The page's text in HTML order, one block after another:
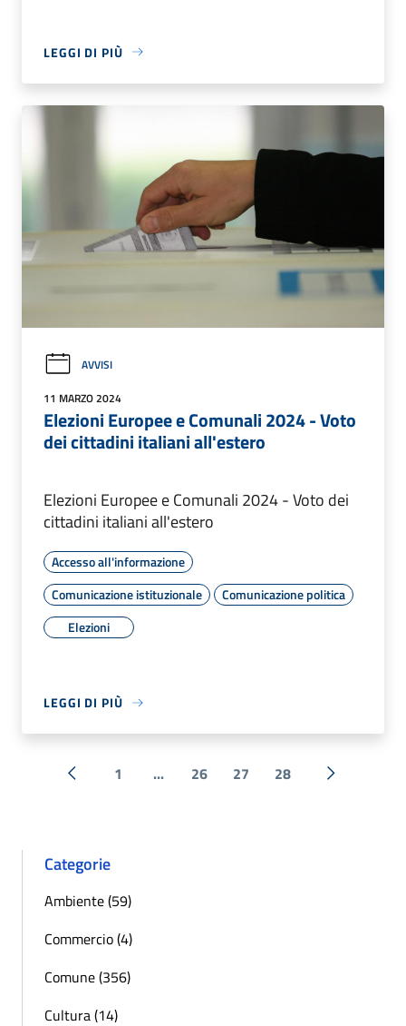
LEGGI DI PIÙ
AVVISI
11 MARZO 2024
Elezioni Europee e Comunali 2024 - Voto
dei cittadini italiani all'estero
Elezioni Europee e Comunali 2024 - Voto dei
cittadini italiani all'estero
Accesso all'informazione
Comunicazione istituzionale
Comunicazione politica
Elezioni
LEGGI DI PIÙ
« Precedente
1 ... 26 27 28 Successiva
Categorie
Ambiente (59)
Commercio (4)
Comune (356)
Cultura (14)